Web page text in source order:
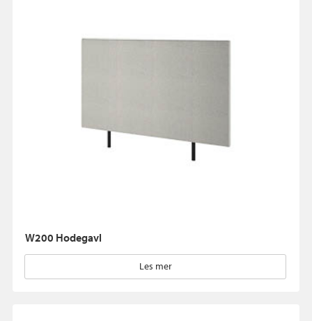
W200 Hodegavl
Les mer